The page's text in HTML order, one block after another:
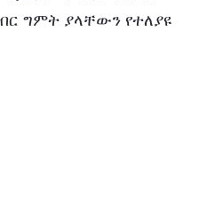
ግምት ያላቸውን የተለያዩ